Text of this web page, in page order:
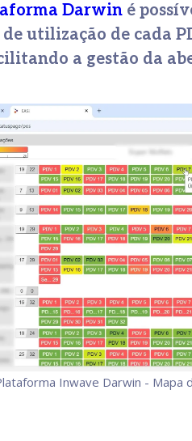
Darwin é
utilização de cada
a gestão da
Inwave Darwin - Mapa